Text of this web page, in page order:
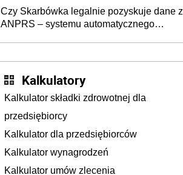
Czy Skarbówka legalnie pozyskuje dane z
ANPRS – systemu automatycznego
Kalkulatory
Kalkulator składki zdrowotnej dla
przedsiębiorcy
Kalkulator dla przedsiębiorców
Kalkulator wynagrodzeń
Kalkulator umów zlecenia